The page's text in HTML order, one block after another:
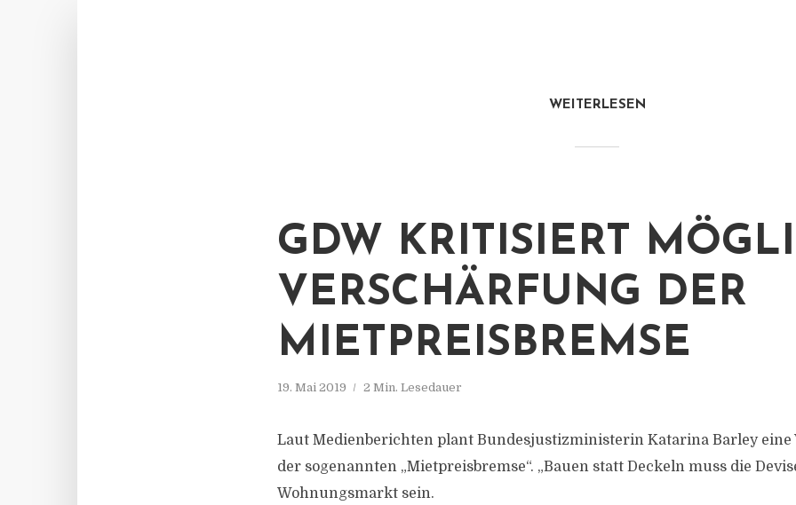
WEITERLESEN
GDW KRITISIERT
VERSCHÄRFUNG DER
MIETPREISBREMSE
19. Mai 2019 2 Min. Lesedauer
Laut Medienberichten plant Bundesjustizministerin Katarina Barley eine
der sogenannten „Mietpreisbremse“. „Bauen statt Deckeln muss die
Wohnungsmarkt sein.